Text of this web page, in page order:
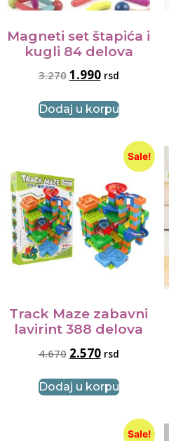
Magneti set štapića i
kugli 84 delova
3.270 1.990 rsd
Dodaj u korpu
Sale!
Track Maze zabavni
lavirint 388 delova
4.670 2.570 rsd
Dodaj u korpu
Sale!